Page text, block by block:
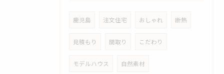
鹿児島 注文住宅 おしゃれ 断熱
見積もり 間取り こだわり
モデルハウス 自然素材